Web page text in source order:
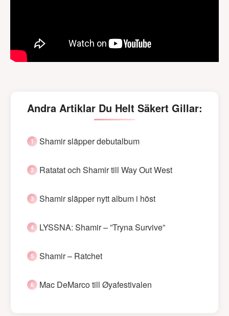
Andra Artiklar Du Helt Säkert Gillar:
Shamir släpper debutalbum
Ratatat och Shamir till Way Out West
Shamir släpper nytt album i höst
LYSSNA: Shamir – ”Tryna Survive”
Shamir – Ratchet
Mac DeMarco till Øyafestivalen